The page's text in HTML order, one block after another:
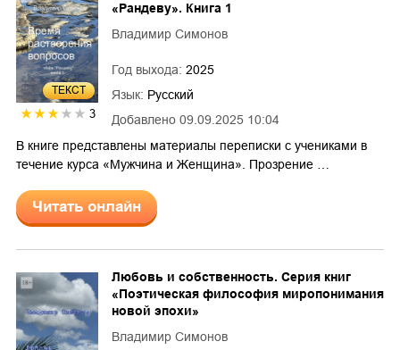
ТЕКСТ
3 Добавлено 09.09.2025 10:04
«Рандеву». Книга 1
Владимир Симонов
Год выхода: 2025
Язык: Русский
В книге представлены материалы переписки с учениками в
течение курса «Мужчина и Женщина». Прозрение …
Читать онлайн
Любовь и собственность. Серия книг
«Поэтическая философия миропонимания
новой эпохи»
Владимир Симонов